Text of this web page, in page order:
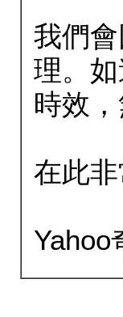
我們
理。
時效，
在此